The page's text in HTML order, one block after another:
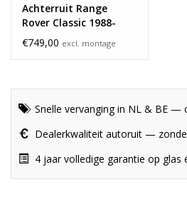
Achterruit Range
Rover Classic 1988-
1995
€749,00 excl. montage
Snelle vervanging in NL & BE —
Dealerkwaliteit autoruit —
4 jaar volledige garantie op glas